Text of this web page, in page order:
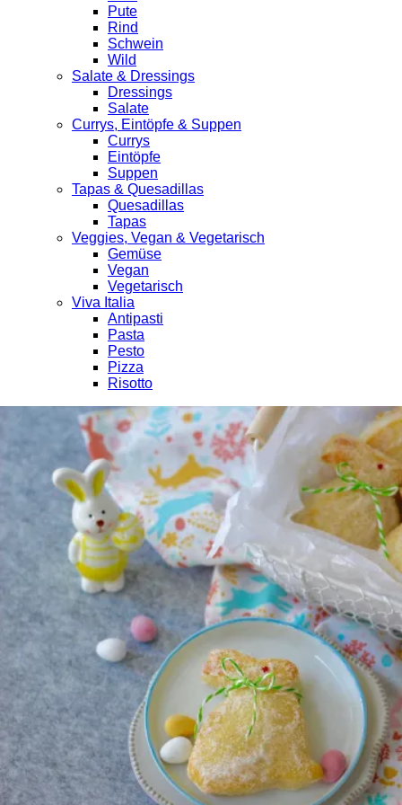
Pute
Rind
Schwein
Wild
Salate & Dressings
Dressings
Salate
Currys, Eintöpfe & Suppen
Currys
Eintöpfe
Suppen
Tapas & Quesadillas
Quesadillas
Tapas
Veggies, Vegan & Vegetarisch
Gemüse
Vegan
Vegetarisch
Viva Italia
Antipasti
Pasta
Pesto
Pizza
Risotto